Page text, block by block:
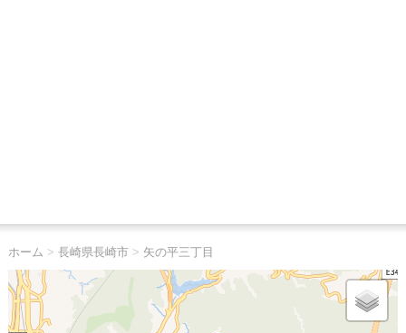
ホーム > 長崎県長崎市> 矢の平三丁目